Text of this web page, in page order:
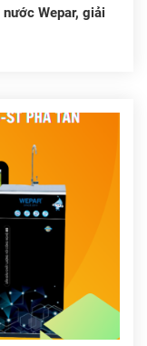
Wepar, giải